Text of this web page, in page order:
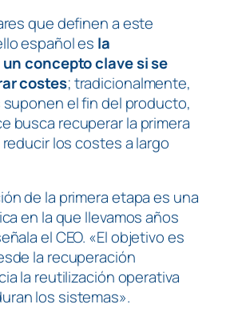
que definen a este
español es la
concepto clave si se
costes; tradicionalmente,
suponen el fin del producto,
busca recuperar la primera
los costes a largo
de la primera etapa es una
en la que llevamos años
el CEO. «El objetivo es
la recuperación
la reutilización operativa
los sistemas».